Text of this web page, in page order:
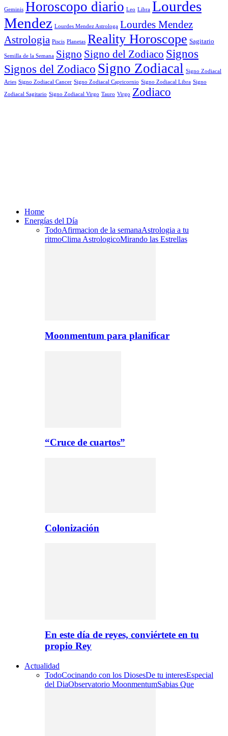
Geminis Horoscopo diario Leo Libra Lourdes
Mendez Lourdes Mendez Astrologa Lourdes Mendez
Astrologia Piscis Planetas Reality Horoscope Sagitario
Semilla de la Semana Signo Signo del Zodiaco Signos
Signos del Zodiaco Signo Zodiacal Signo Zodiacal
Aries Signo Zodiacal Cancer Signo Zodiacal Capricornio Signo Zodiacal Libra Signo
Zodiacal Sagitario Signo Zodiacal Virgo Tauro Virgo Zodiaco
Home
Energías del Día
TodoAfirmacion de la semanaAstrologia a tu
ritmoClima AstrologicoMirando las Estrellas
Moonmentum para planificar
“Cruce de cuartos”
Colonización
En este día de reyes, conviértete en tu
propio Rey
Actualidad
TodoCocinando con los DiosesDe tu interesEspecial
del DiaObservatorio MoonmentumSabias Que